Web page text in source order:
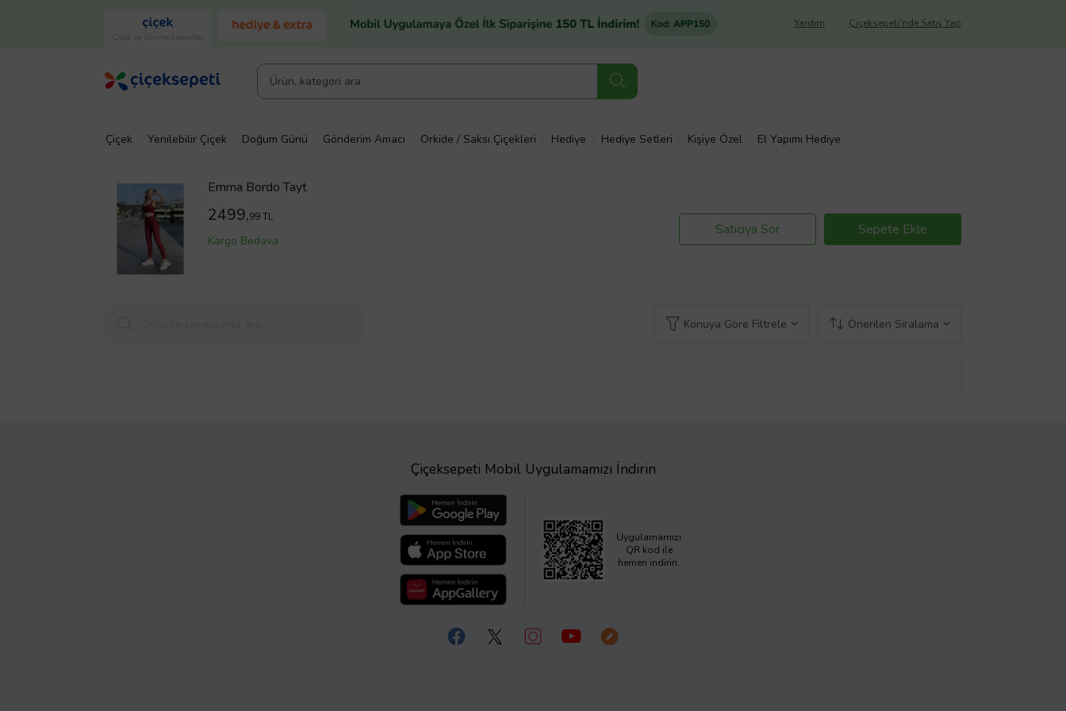
Çiçek ve Gurme Lezzetler
Çiçeksepeti'nde Satış Yap
Yardım
Çiçek Yenilebilir Çiçek Doğum Günü Gönderim Amacı Orkide / Saksı Çiçekleri Hediye Hediye Setleri Kişiye Özel El Yapımı Hediye
Emma Bordo Tayt
2499,99 TL
Kargo Bedava
Satıcıya Sor Sepete Ekle
Konuya Göre Filtrele Önerilen Sıralama
Çiçeksepeti Mobil Uygulamamızı İndirin
Uygulamamızı
QR kod ile
hemen indirin.